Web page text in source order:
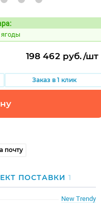
Код:
1033874
198 462 руб./шт
Заказ в 1 клик
почту
ПОСТАВКИ 1
New Trendy